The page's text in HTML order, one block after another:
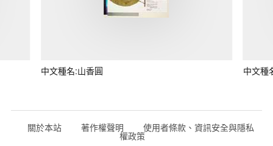
中文種名:山香圓 中文種
關於本站 著作權聲明 使用者條款、資訊安全與隱私
權政策